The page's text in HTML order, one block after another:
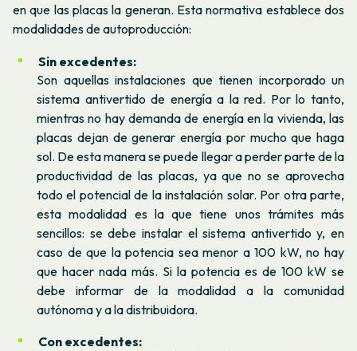
en que las placas la generan. Esta normativa establece dos
modalidades de autoproducción:
Sin excedentes:
Son aquellas instalaciones que tienen incorporado un
sistema antivertido de energía a la red. Por lo tanto,
mientras no hay demanda de energía en la vivienda, las
placas dejan de generar energía por mucho que haga
sol. De esta manera se puede llegar a perder parte de la
productividad de las placas, ya que no se aprovecha
todo el potencial de la instalación solar. Por otra parte,
esta modalidad es la que tiene unos trámites más
sencillos: se debe instalar el sistema antivertido y, en
caso de que la potencia sea menor a 100 kW, no hay
que hacer nada más. Si la potencia es de 100 kW se
debe informar de la modalidad a la comunidad
autónoma y a la distribuidora.
Con excedentes: